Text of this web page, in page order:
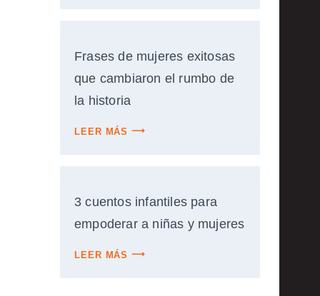
Frases de mujeres exitosas
que cambiaron el rumbo de
la historia
LEER MÁS
3 cuentos infantiles para
empoderar a niñas y mujeres
LEER MÁS